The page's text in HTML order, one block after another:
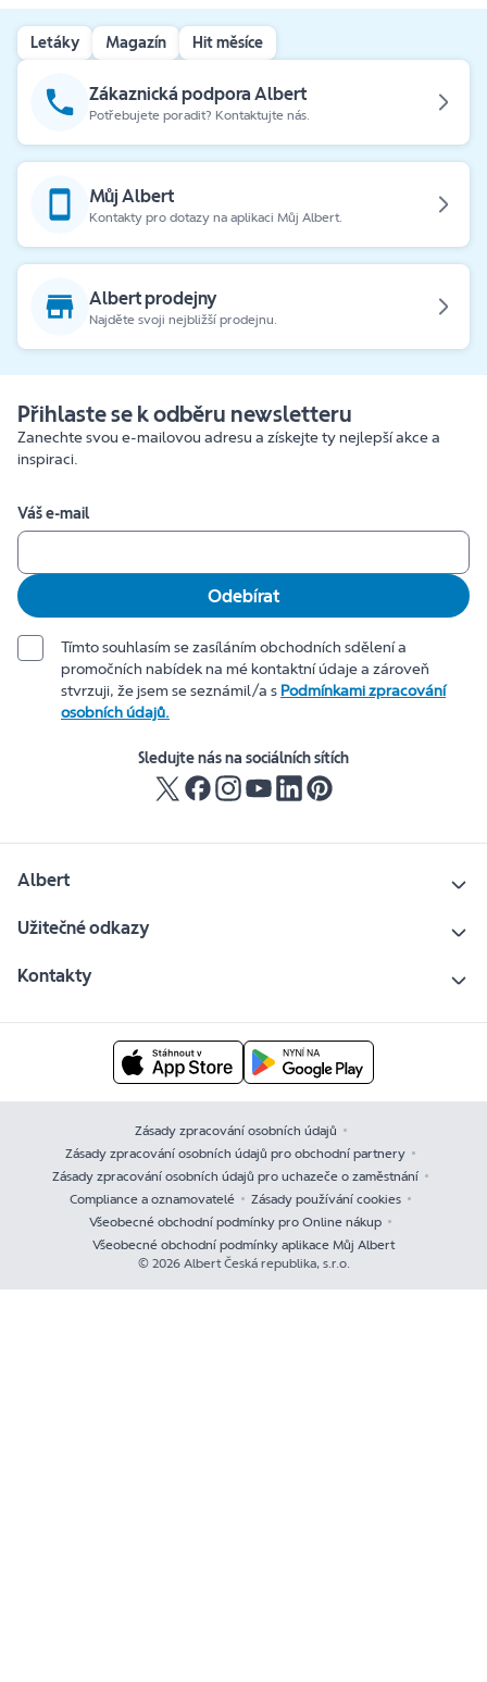
Letáky Magazín Hit měsíce
Zákaznická podpora Albert
Potřebujete poradit? Kontaktujte nás.
Můj Albert
Kontakty pro dotazy na aplikaci Můj Albert.
Albert prodejny
Najděte svoji nejbližší prodejnu.
Přihlaste se k odběru newsletteru
Zanechte svou e-mailovou adresu a získejte ty nejlepší akce a
inspiraci.
Váš e-mail
Odebírat
Tímto souhlasím se zasíláním obchodních sdělení a
promočních nabídek na mé kontaktní údaje a zároveň
stvrzuji, že jsem se seznámil/a s Podmínkami zpracování
osobních údajů.
Sledujte nás na sociálních sítích
Albert
Užitečné odkazy
Kontakty
Zásady zpracování osobních údajů
Zásady zpracování osobních údajů pro obchodní partnery
Zásady zpracování osobních údajů pro uchazeče o zaměstnání
Compliance a oznamovatelé
Zásady používání cookies
Všeobecné obchodní podmínky pro Online nákup
Všeobecné obchodní podmínky aplikace Můj Albert
© 2026 Albert Česká republika, s.r.o.